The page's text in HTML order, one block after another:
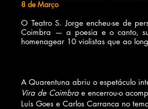
8 de Março
O Teatro S. Jorge encheu-se de
Coimbra — a poesia e o canto,
homenagear 10 violistas que ao
A Quarentuna abriu o espetáculo
Vira de Coimbrae encerrou-o
Luís Goes e Carlos Carranca no